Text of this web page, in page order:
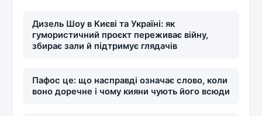
Дизель Шоу в Києві та Україні: як
гумористичний проєкт переживає війну,
збирає зали й підтримує глядачів
Пафос це: що насправді означає слово, коли
воно доречне і чому кияни чують його всюди